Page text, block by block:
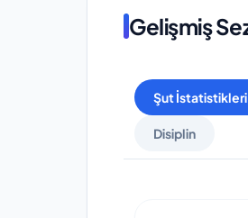
Gelişmiş
Şut İstatistikleri
Disiplin